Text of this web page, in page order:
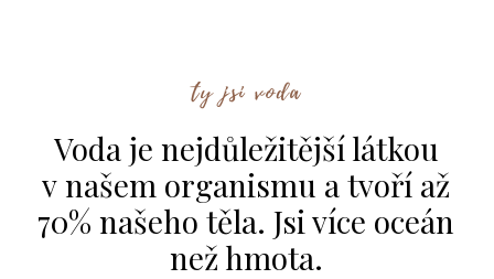
ty jsi voda
Voda je nejdůležitější látkou
v našem organismu a tvoří až
70% našeho těla. Jsi více oceán
než hmota.